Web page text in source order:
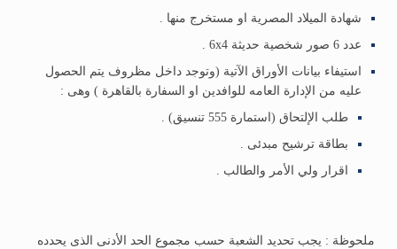
شهادة الميلاد المصرية او مستخرج منها .
عدد 6 صور شخصية حديثة 6x4 .
استيفاء بيانات الأوراق الآتية (وتوجد داخل مظروف يتم الحصول
عليه من الإدارة العامه للوافدين او السفارة بالقاهرة ) وهى :
طلب الإلتحاق (استمارة 555 تنسيق) .
بطاقة ترشيح مبدئى .
اقرار ولي الأمر والطالب .
ملحوظة : يجب تحديد الشعبة حسب مجموع الحد الأدنى الذى يحدده